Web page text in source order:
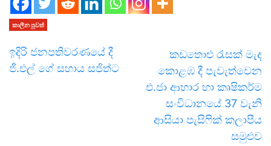
කාලීන පුවත්
ඉදිරි ජනපතිවරණයේ දී
ජී.එල් ගේ සහාය සජිත්ට
කඩතොළු රැසක් මැද
කොළඹ දී පැවැත්වෙන
එ.ජා ආහාර හා කෘෂිකර්ම
සංවිධානයේ 37 වැනි
ආසියා පැසිෆික් කලාපීය
සමුළුව